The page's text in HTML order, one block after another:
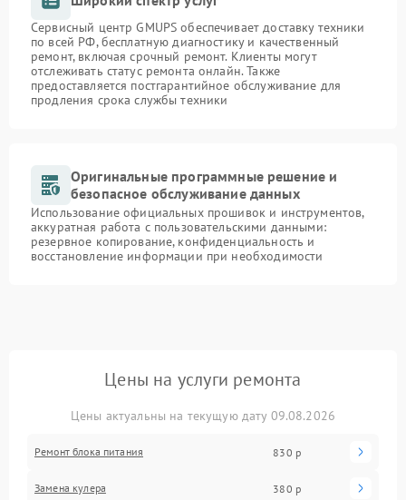
Сервисный центр GMUPS обеспечивает доставку техники
по всей РФ, бесплатную диагностику и качественный
ремонт, включая срочный ремонт. Клиенты могут
отслеживать статус ремонта онлайн. Также
предоставляется постгарантийное обслуживание для
продления срока службы техники
Оригинальные программные решение и
безопасное обслуживание данных
Использование официальных прошивок и инструментов,
аккуратная работа с пользовательскими данными:
резервное копирование, конфиденциальность и
восстановление информации при необходимости
Цены на услуги ремонта
Цены актуальны на текущую дату 09.08.2026
Ремонт блока питания 830 р
Замена кулера 380 р